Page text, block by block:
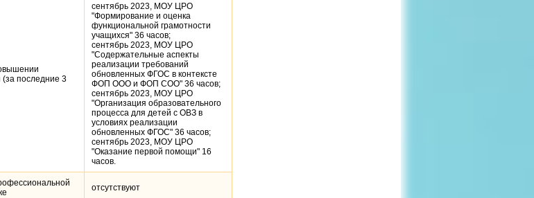
последние 3
сентябрь 2023, МОУ ЦРО
"Формирование и оценка
функциональной грамотности
учащихся" 36 часов;
сентябрь 2023, МОУ ЦРО
"Содержательные аспекты
реализации требований
обновленных ФГОС в контексте
ФОП ООО и ФОП СОО" 36 часов;
сентябрь 2023, МОУ ЦРО
"Организация образовательного
процесса для детей с ОВЗ в
условиях реализации
обновленных ФГОС" 36 часов;
сентябрь 2023, МОУ ЦРО
"Оказание первой помощи" 16
часов.
отсутствуют